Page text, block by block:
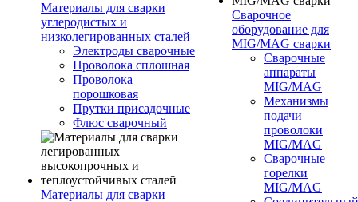
Материалы для сварки
углеродистых и
низколегированных сталей
Электроды сварочные
Проволока сплошная
Проволока
порошковая
Прутки присадочные
Флюс сварочный
Материалы для сварки
Сварочное
оборудование для
MIG/MAG сварки
Сварочные
аппараты
MIG/MAG
Механизмы
подачи
проволоки
MIG/MAG
Сварочные
горелки
MIG/MAG